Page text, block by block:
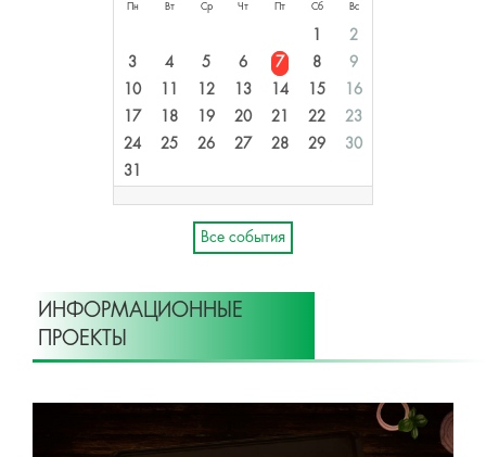
Пн Вт Ср Чт Пт Сб Вс
1
2
3
4 5 6 7 8
9
10
11 12 13 14 15
16
17
18 19 20 21 22
23
24
25 26 27 28 29
30
31
Все события
ИНФОРМАЦИОННЫЕ
ПРОЕКТЫ